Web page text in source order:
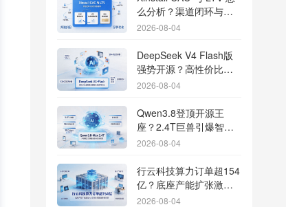
么分析？渠道闭环与投
放回报解析
2026-08-04
DeepSeek V4 Flash版
强势开源？高性价比基
座模型重塑长尾应用全
2026-08-04
Qwen3.8登顶开源王
座？2.4T巨兽引爆智能
体免填邀请码分发潮
2026-08-04
行云科技算力订单超154
亿？底座产能扩张激活
AI应用多终端流转新周
2026-08-04